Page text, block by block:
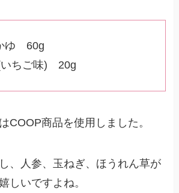
ゆ 60g
いちご味) 20g
COOP商品を使用しました。
、人参、玉ねぎ、ほうれん草が
しいですよね。